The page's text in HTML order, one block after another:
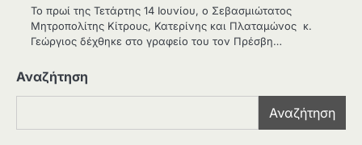
Το πρωί της Τετάρτης 14 Ιουνίου, ο Σεβασμιώτατος
Μητροπολίτης Κίτρους, Κατερίνης και Πλαταμώνος κ.
Γεώργιος δέχθηκε στο γραφείο του τον Πρέσβη…
Αναζήτηση
Αναζήτηση